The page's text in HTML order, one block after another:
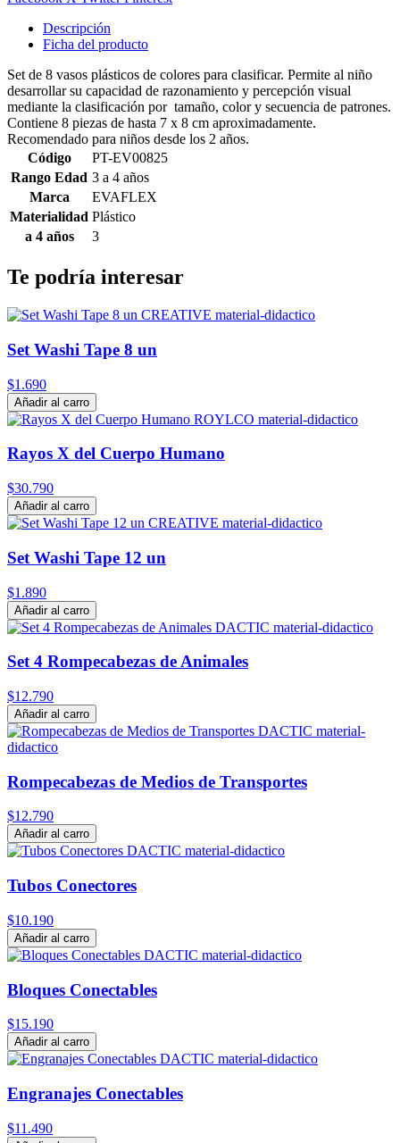
Descripción
Ficha del producto
Set de 8 vasos plásticos de colores para clasificar. Permite al niño
desarrollar su capacidad de razonamiento y percepción visual
mediante la clasificación por tamaño, color y secuencia de patrones.
Contiene 8 piezas de hasta 7 x 8 cm aproximadamente.
Recomendado para niños desde los 2 años.
Código
PT-EV00825
Rango Edad 3 a 4 años
Marca
EVAFLEX
Materialidad Plástico
a 4 años
3
Te podría interesar
Set Washi Tape 8 un
$1.690
Añadir al carro
Rayos X del Cuerpo Humano
$30.790
Añadir al carro
Set Washi Tape 12 un
$1.890
Añadir al carro
Set 4 Rompecabezas de Animales
$12.790
Añadir al carro
Rompecabezas de Medios de Transportes
$12.790
Añadir al carro
Tubos Conectores
$10.190
Añadir al carro
Bloques Conectables
$15.190
Añadir al carro
Engranajes Conectables
$11.490